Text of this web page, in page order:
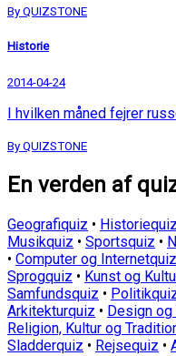
By QUIZSTONE
Historie
2014-04-24
I hvilken måned fejrer
By QUIZSTONE
En verden af
Geografiquiz • Historiequiz
Musikquiz • Sportsquiz •
• Computer og Internetquiz
Sprogquiz • Kunst og
Samfundsquiz •
Arkitekturquiz • Design
Religion, Kultur og
Sladderquiz • Rejsequiz •